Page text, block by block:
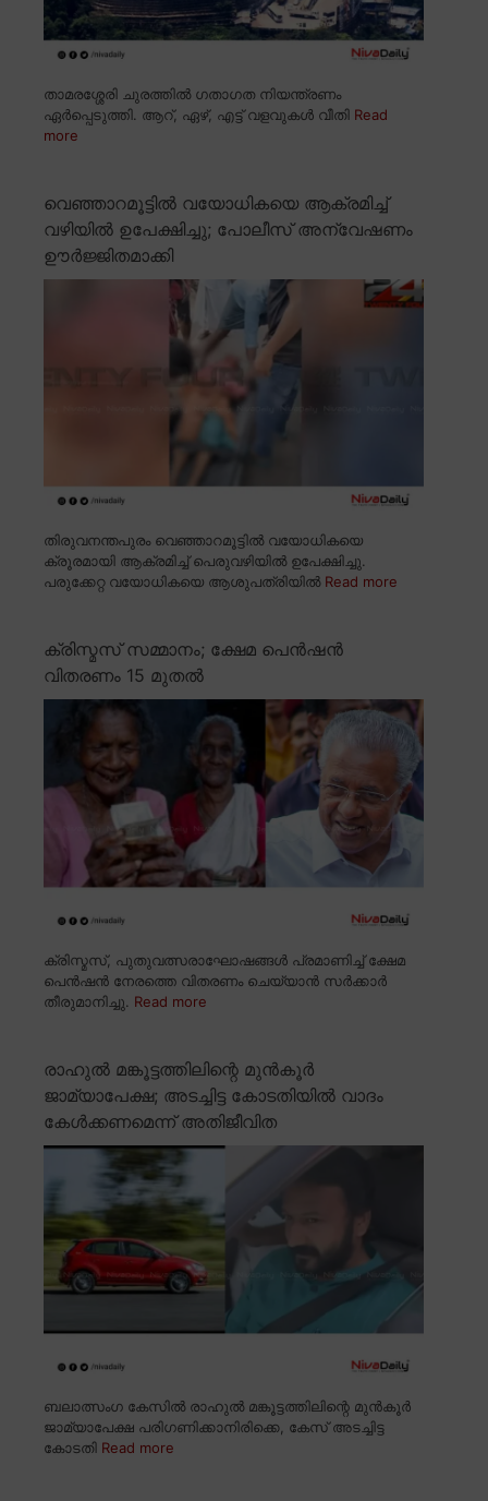
താമരശ്ശേരി ചുരത്തിൽ ഗതാഗത നിയന്ത്രണം
ഏർപ്പെടുത്തി. ആറ്, ഏഴ്, എട്ട് വളവുകൾ വീതി Read
more
വെഞ്ഞാറമൂട്ടിൽ വയോധികയെ ആക്രമിച്ച്
വഴിയിൽ ഉപേക്ഷിച്ചു; പോലീസ് അന്വേഷണം
ഊർജ്ജിതമാക്കി
തിരുവനന്തപുരം വെഞ്ഞാറമൂട്ടിൽ വയോധികയെ
ക്രൂരമായി ആക്രമിച്ച് പെരുവഴിയിൽ ഉപേക്ഷിച്ചു.
പരുക്കേറ്റ വയോധികയെ ആശുപത്രിയിൽ Read more
ക്രിസ്മസ് സമ്മാനം; ക്ഷേമ പെൻഷൻ
വിതരണം 15 മുതൽ
ക്രിസ്മസ്, പുതുവത്സരാഘോഷങ്ങൾ പ്രമാണിച്ച് ക്ഷേമ
പെൻഷൻ നേരത്തെ വിതരണം ചെയ്യാൻ സർക്കാർ
തീരുമാനിച്ചു. Read more
രാഹുൽ മങ്കൂട്ടത്തിലിന്റെ മുൻകൂർ
ജാമ്യാപേക്ഷ; അടച്ചിട്ട കോടതിയിൽ വാദം
കേൾക്കണമെന്ന് അതിജീവിത
ബലാത്സംഗ കേസിൽ രാഹുൽ മങ്കൂട്ടത്തിലിന്റെ മുൻകൂർ
ജാമ്യാപേക്ഷ പരിഗണിക്കാനിരിക്കെ, കേസ് അടച്ചിട്ട
കോടതി Read more